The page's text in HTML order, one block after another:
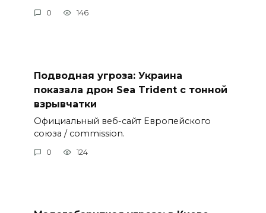
0 146
Подводная угроза: Украина
показала дрон Sea Trident с тонной
взрывчатки
Официальный веб-сайт Европейского
союза / commission.
0 124